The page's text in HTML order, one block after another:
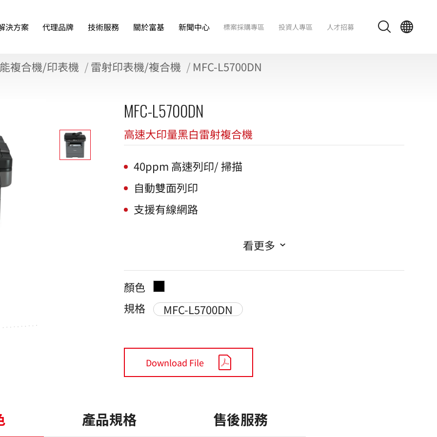
決方案 代理品牌 技術服務 關於富基 新聞中心 標案採購專區 投資人專區 人才招募
複合機/印表機 雷射印表機/複合機 MFC-L5700DN
MFC-L5700DN
高速大印量黑白雷射複合機
40ppm 高速列印/ 掃描
自動雙面列印
支援有線網路
看更多
顏色
規格
MFC-L5700DN
Download File
產品規格 售後服務